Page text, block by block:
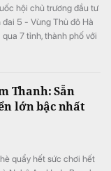
hội chủ trương đầu tư
đai 5 - Vùng Thủ đô Hà
7 tỉnh, thành phố với
Thanh: Sẵn
lớn bậc nhất
quẩy hết sức chơi hết